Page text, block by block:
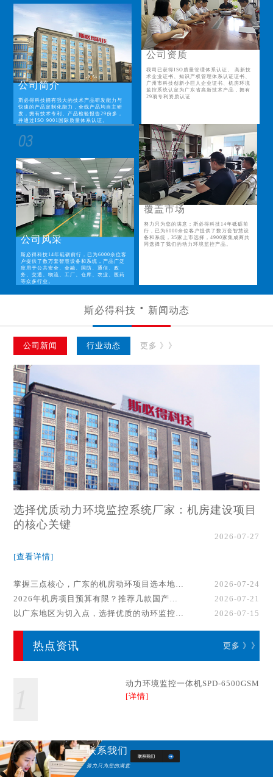
公司简介
斯必得科技拥有强大的技术产品研发能力与
快速的产品定制化能力，全线产品均自主研
发，拥有技术专利、产品检验报告29份多，
并通过ISO 9001国际质量体系认证。
公司资质
我司已获得ISO质量管理体系认证、 高新技
术企业证书、知识产权管理体系认证证书、
广州市科技创新小巨人企业证书、机房环境
监控系统认定为广东省高新技术产品，拥有
29项专利资质认证
公司风采
斯必得科技14年砥砺前行，已为6000余位客
户提供了数万套智慧设备和系统，产品广泛
应用于公共安全、金融、国防、通信、政
务、交通、物流、工厂、仓库、农业、医药
等众多行业。
覆盖市场
努力只为您的满意；斯必得科技14年砥砺前
行，已为6000余位客户提供了数万套智慧设
备和系统，35家上市选择，4900家集成商共
同选择了我们的动力环境监控产品。
斯必得科技 新闻动态
公司新闻 行业动态 更多 》》
选择优质动力环境监控系统厂家：机房建设项目
的核心关键
2026-07-27
[查看详情]
掌握三点核心，广东的机房动环项目选本地厂家事半功倍！
2026-07-24
2026年机房项目预算有限？推荐几款国产动环监控系统品牌
2026-07-21
以广东地区为切入点，选择优质的动环监控系统厂家
2026-07-15
热点资讯 更多 》》
动力环境监控一体机SPD-6500GSM
[详情]
联系我们
努力只为您的满意